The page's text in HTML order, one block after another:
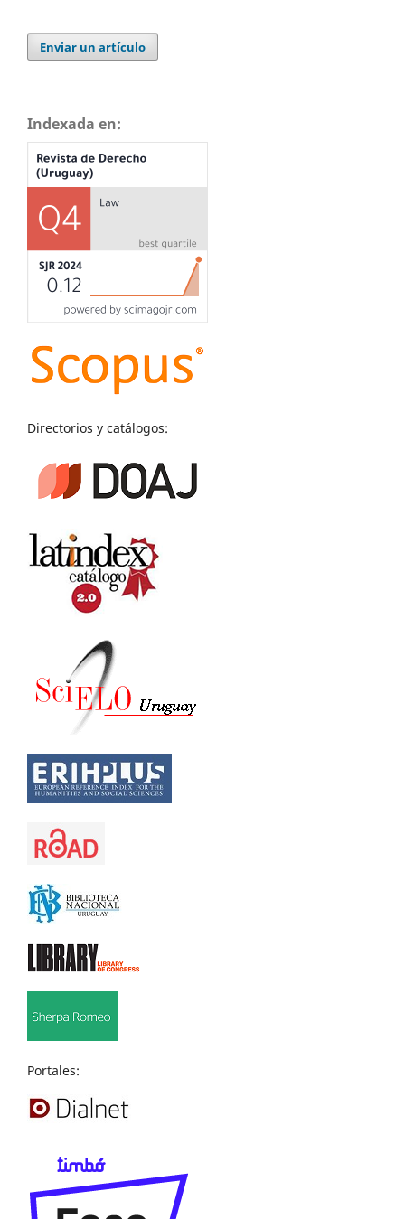
Enviar un artículo
Indexada en:
Directorios y catálogos:
Portales: